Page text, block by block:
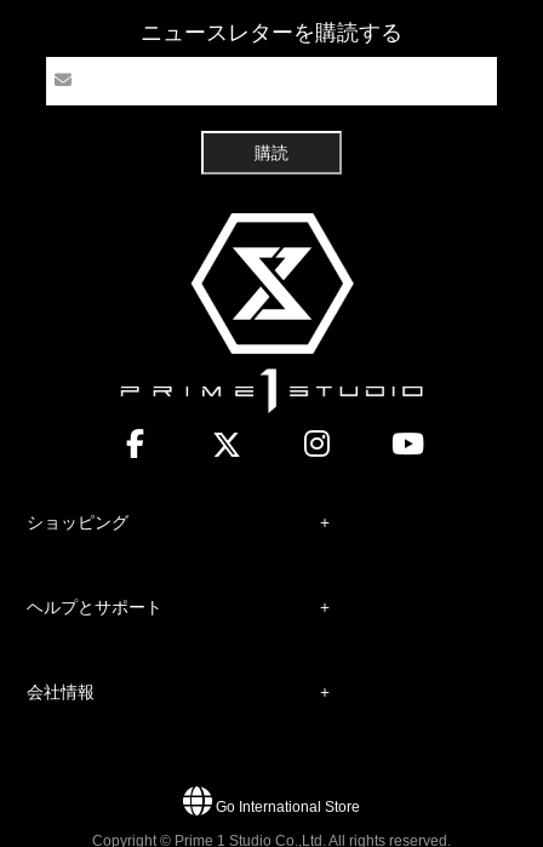
ニュースレターを購読する
購読
ショッピング
ヘルプとサポート
会社情報
Go International Store
Copyright © Prime 1 Studio Co.,Ltd. All rights reserved.